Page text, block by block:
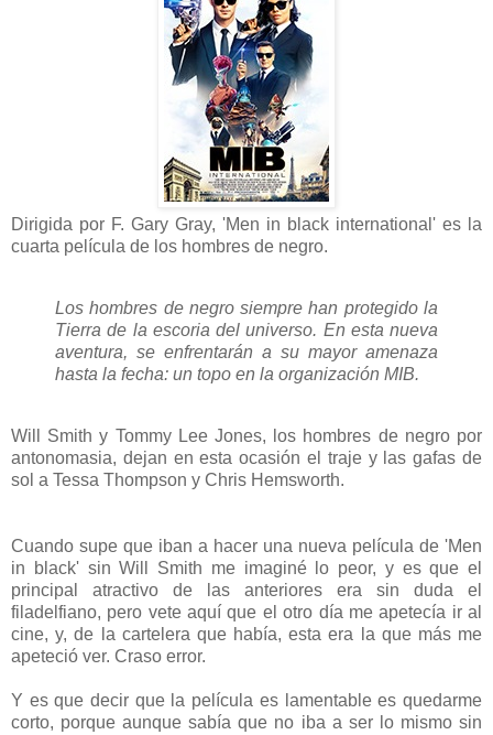
Dirigida por F. Gary Gray, 'Men in black international' es la
cuarta película de los hombres de negro.
Los hombres de negro siempre han protegido la
Tierra de la escoria del universo. En esta nueva
aventura, se enfrentarán a su mayor amenaza
hasta la fecha: un topo en la organización MIB.
Will Smith y Tommy Lee Jones, los hombres de negro por
antonomasia, dejan en esta ocasión el traje y las gafas de
sol a Tessa Thompson y Chris Hemsworth.
Cuando supe que iban a hacer una nueva película de 'Men
in black' sin Will Smith me imaginé lo peor, y es que el
principal atractivo de las anteriores era sin duda el
filadelfiano, pero vete aquí que el otro día me apetecía ir al
cine, y, de la cartelera que había, esta era la que más me
apeteció ver. Craso error.
Y es que decir que la película es lamentable es quedarme
corto, porque aunque sabía que no iba a ser lo mismo sin